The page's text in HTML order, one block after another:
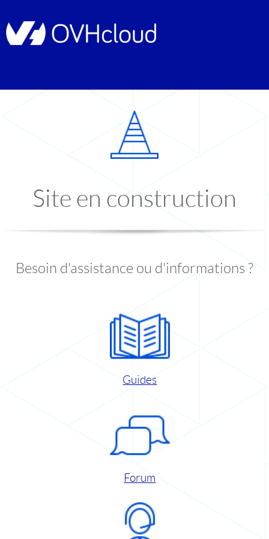
Site en construction
Besoin d'assistance ou d'informations ?
Guides
Forum